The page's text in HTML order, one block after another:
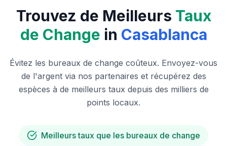
Trouvez de Meilleurs Taux
de Change in Casablanca
Évitez les bureaux de change coûteux. Envoyez-vous
de l'argent via nos partenaires et récupérez des
espèces à de meilleurs taux depuis des milliers de
points locaux.
Meilleurs taux que les bureaux de change